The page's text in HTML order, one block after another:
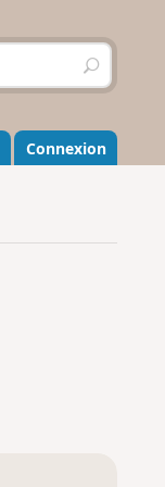
R
e
h
e
r
r
Connexion